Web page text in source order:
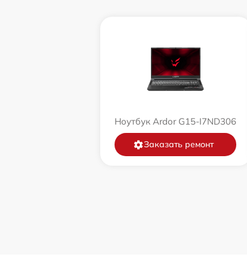
Ноутбук Ardor G15-I7ND306
Заказать ремонт